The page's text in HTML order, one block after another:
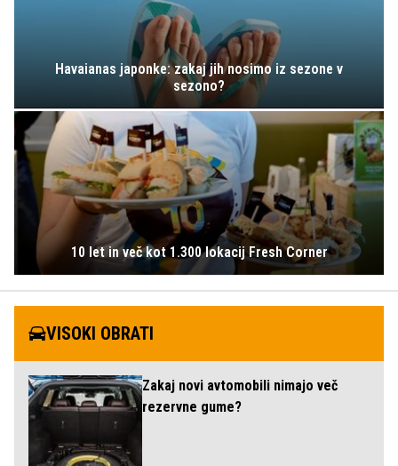
Havaianas japonke: zakaj jih nosimo iz sezone v
sezono?
10 let in več kot 1.300 lokacij Fresh Corner
VISOKI OBRATI
Zakaj novi avtomobili nimajo več
rezervne gume?